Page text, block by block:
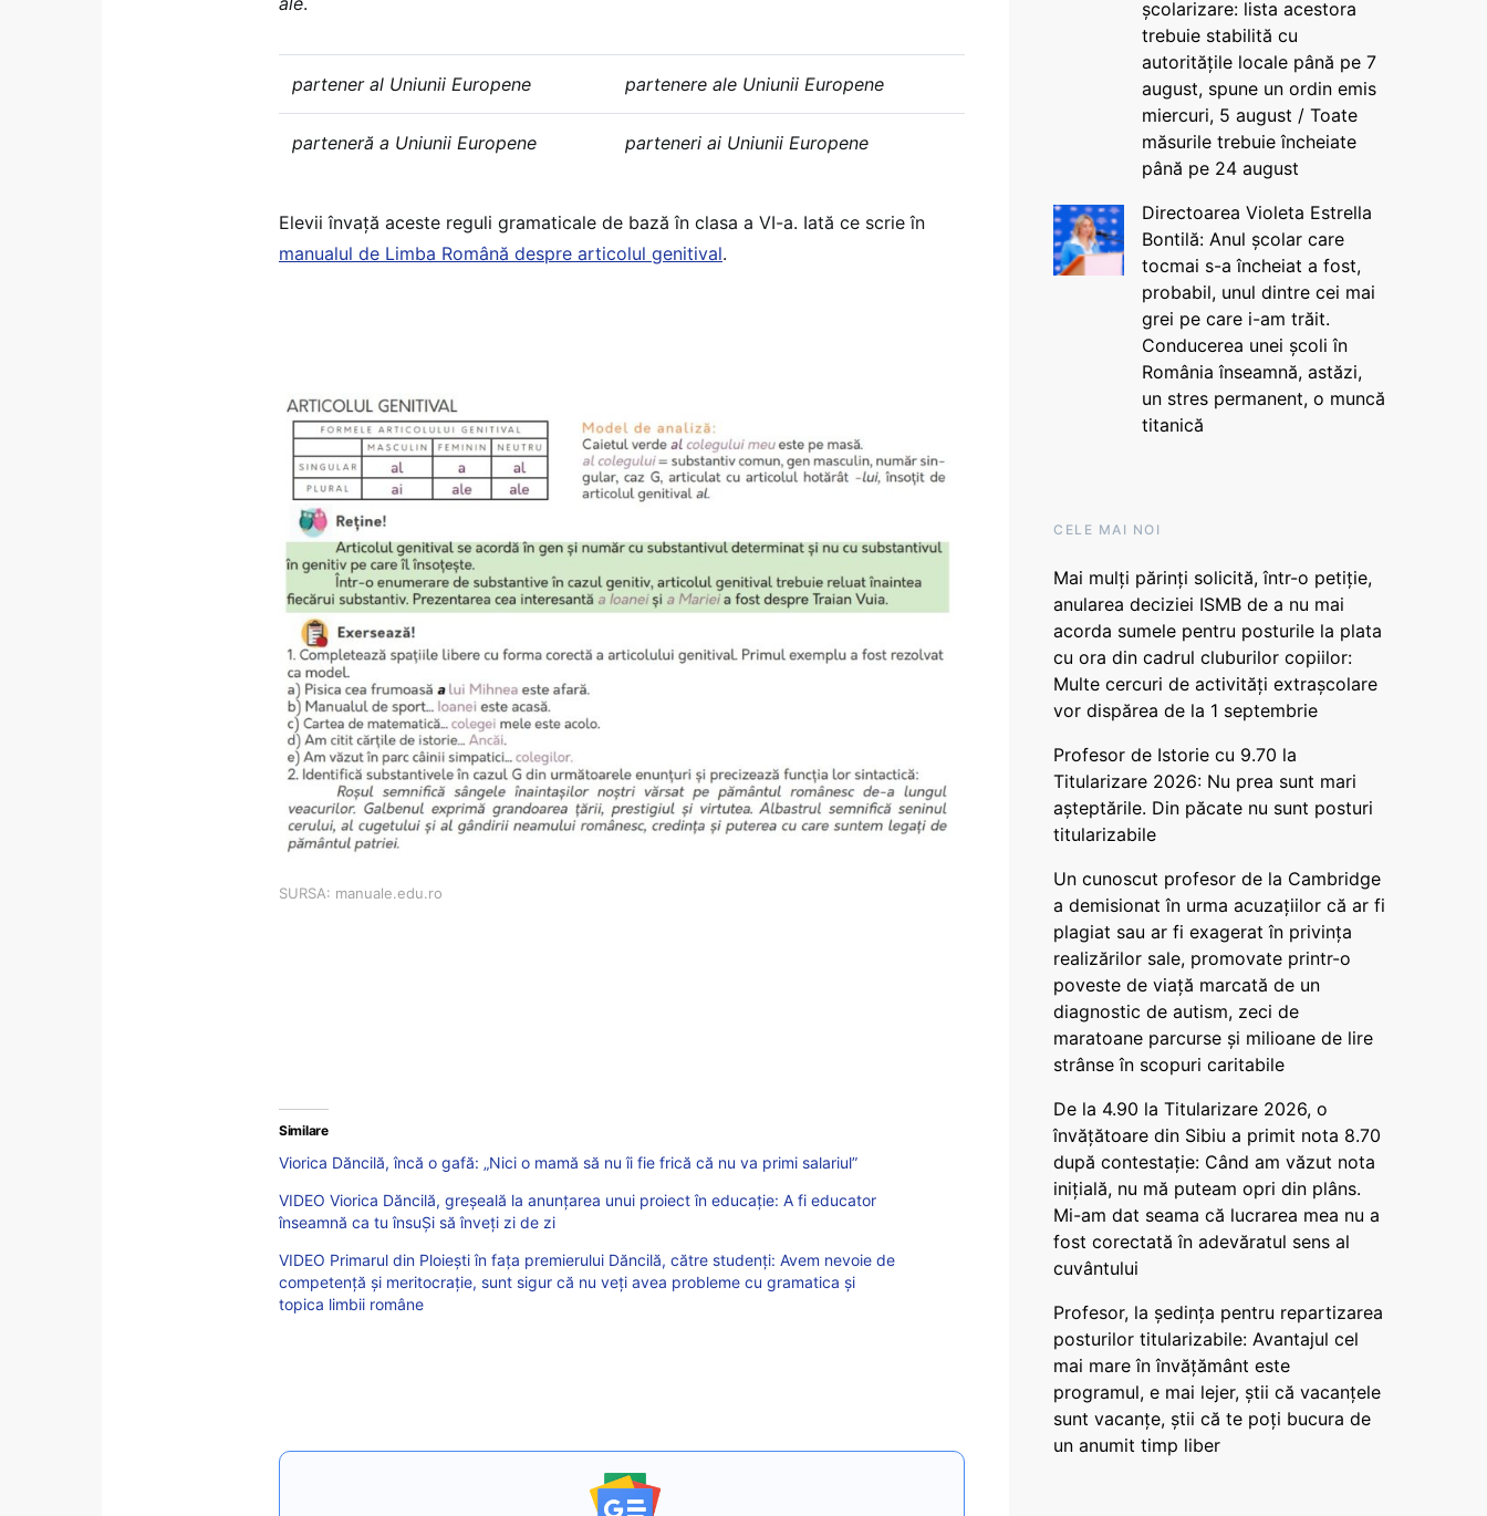
partener al Uniunii Europene partenere ale Uniunii Europene
parteneră a Uniunii Europene parteneri ai Uniunii Europene
Elevii învaţă aceste reguli gramaticale de bază în clasa a VI-a. Iată ce scrie în
manualul de Limba Română despre articolul genitival.
SURSA: manuale.edu.ro
Similare
Viorica Dăncilă, încă o gafă: „Nici o mamă să nu îi fie frică că nu va primi salariul”
VIDEO Viorica Dăncilă, greșeală la anunțarea unui proiect în educație: A fi educator
înseamnă ca tu însuȘi să înveți zi de zi
VIDEO Primarul din Ploiești în faţa premierului Dăncilă, către studenți: Avem nevoie de
competență și meritocraţie, sunt sigur că nu veţi avea probleme cu gramatica şi
topica limbii române
școlarizare: lista acestora
trebuie stabilită cu
autoritățile locale până pe 7
august, spune un ordin emis
miercuri, 5 august / Toate
măsurile trebuie încheiate
până pe 24 august
Directoarea Violeta Estrella
Bontilă: Anul școlar care
tocmai s-a încheiat a fost,
probabil, unul dintre cei mai
grei pe care i-am trăit.
Conducerea unei școli în
România înseamnă, astăzi,
un stres permanent, o muncă
titanică
CELE MAI NOI
Mai mulți părinți solicită, într-o petiție,
anularea deciziei ISMB de a nu mai
acorda sumele pentru posturile la plata
cu ora din cadrul cluburilor copiilor:
Multe cercuri de activități extrașcolare
vor dispărea de la 1 septembrie
Profesor de Istorie cu 9.70 la
Titularizare 2026: Nu prea sunt mari
așteptările. Din păcate nu sunt posturi
titularizabile
Un cunoscut profesor de la Cambridge
a demisionat în urma acuzațiilor că ar fi
plagiat sau ar fi exagerat în privința
realizărilor sale, promovate printr-o
poveste de viață marcată de un
diagnostic de autism, zeci de
maratoane parcurse și milioane de lire
strânse în scopuri caritabile
De la 4.90 la Titularizare 2026, o
învățătoare din Sibiu a primit nota 8.70
după contestație: Când am văzut nota
inițială, nu mă puteam opri din plâns.
Mi-am dat seama că lucrarea mea nu a
fost corectată în adevăratul sens al
cuvântului
Profesor, la ședința pentru repartizarea
posturilor titularizabile: Avantajul cel
mai mare în învățământ este
programul, e mai lejer, știi că vacanțele
sunt vacanţe, știi că te poți bucura de
un anumit timp liber